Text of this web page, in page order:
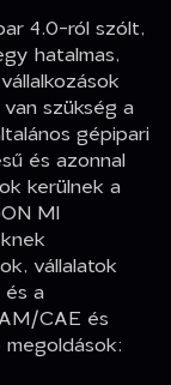
4.0-ról szólt,
hatalmas,
szükség a
gépipari
és azonnal
kerülnek a
MI
vállalatok
a
CAE és